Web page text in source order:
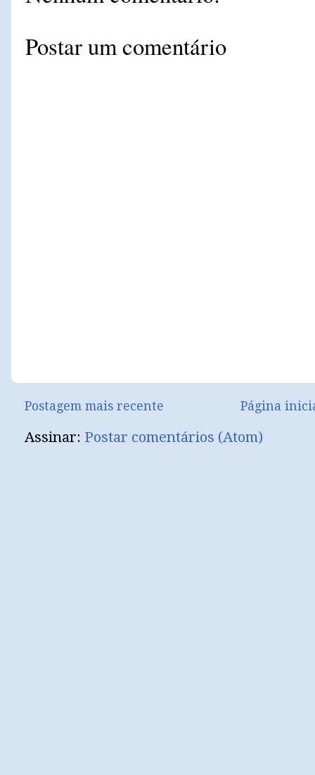
Postar um comentário
Postagem mais recente Página
Assinar: Postar comentários (Atom)